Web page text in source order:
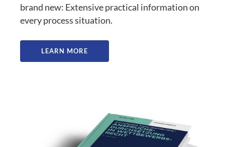
brand new: Extensive practical information on
every process situation.
LEARN MORE